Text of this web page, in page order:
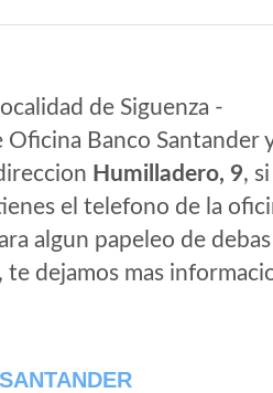
de Siguenza -
Banco Santander
Humilladero, 9, si
el telefono de la
algun papeleo de debas
, te dejamos mas